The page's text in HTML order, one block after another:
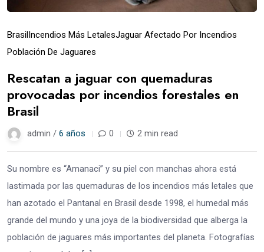
Brasil Incendios Más LetalesJaguar Afectado Por Incendios
Población De Jaguares
Rescatan a jaguar con quemaduras
provocadas por incendios forestales en
Brasil
admin / 6 años 0 2 min read
Su nombre es “Amanaci” y su piel con manchas ahora está
lastimada por las quemaduras de los incendios más letales que
han azotado el Pantanal en Brasil desde 1998, el humedal más
grande del mundo y una joya de la biodiversidad que alberga la
población de jaguares más importantes del planeta. Fotografías